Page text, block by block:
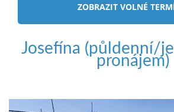
ZOBRAZIT VOLNÉ
Josefína (půldenní/
pronájem)